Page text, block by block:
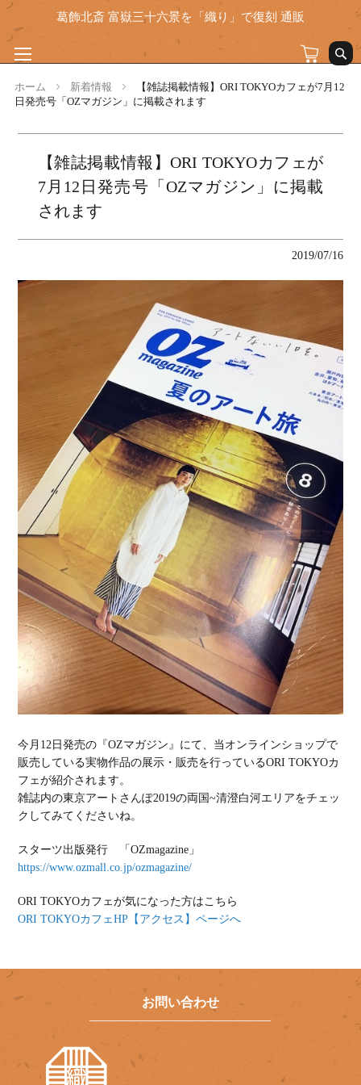
葛飾北斎 富嶽三十六景を「織り」で復刻 通販
検索
マイカート
ン
テ
ツ
ホーム 新着情報
【雑誌掲載情報】ORI TOKYOカフェが7月12
日発売号「OZマガジン」に掲載されます
【雑誌掲載情報】ORI TOKYOカフェが
7月12日発売号「OZマガジン」に掲載
されます
2019/07/16
今月12日発売の『OZマガジン』にて、当オンラインショップで
販売している実物作品の展示・販売を行っているORI TOKYOカ
フェが紹介されます。
雑誌内の東京アートさんぽ2019の両国~清澄白河エリアをチェッ
クしてみてくださいね。
スターツ出版発行 「OZmagazine」
https://www.ozmall.co.jp/ozmagazine/
ORI TOKYOカフェが気になった方はこちら
ORI TOKYOカフェHP【アクセス】ページへ
お問い合わせ